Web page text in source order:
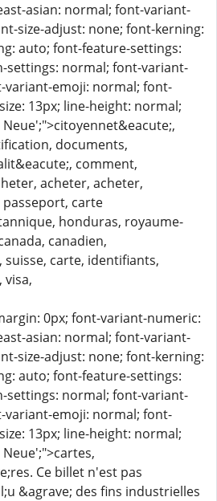
asian: normal; font-variant-
size-adjust: none; font-kerning:
auto; font-feature-settings:
settings: normal; font-variant-
emoji: normal; font-
13px; line-height: normal;
documents,
comment,
acheter, acheter,
carte
honduras, royaume-
canadien,
suisse, carte, identifiants,
0px; font-variant-numeric:
asian: normal; font-variant-
size-adjust: none; font-kerning:
auto; font-feature-settings:
settings: normal; font-variant-
emoji: normal; font-
13px; line-height: normal;
Ce billet n'est pas
&agrave; des fins industrielles